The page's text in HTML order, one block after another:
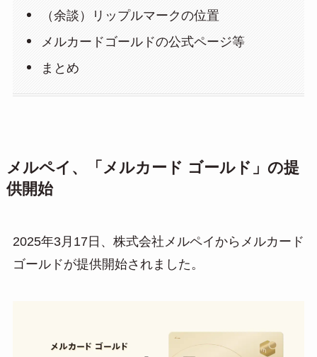
（余談）リップルマークの位置
メルカードゴールドの公式ページ等
まとめ
メルペイ、「メルカード ゴールド」の提
供開始
2025年3月17日、株式会社メルペイからメルカード
ゴールドが提供開始されました。